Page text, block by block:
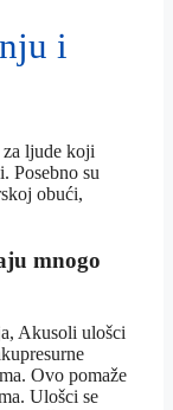
i
ljude koji
Posebno su
obući,
mnogo
Akusoli ulošci
Ovo pomaže
Ulošci se